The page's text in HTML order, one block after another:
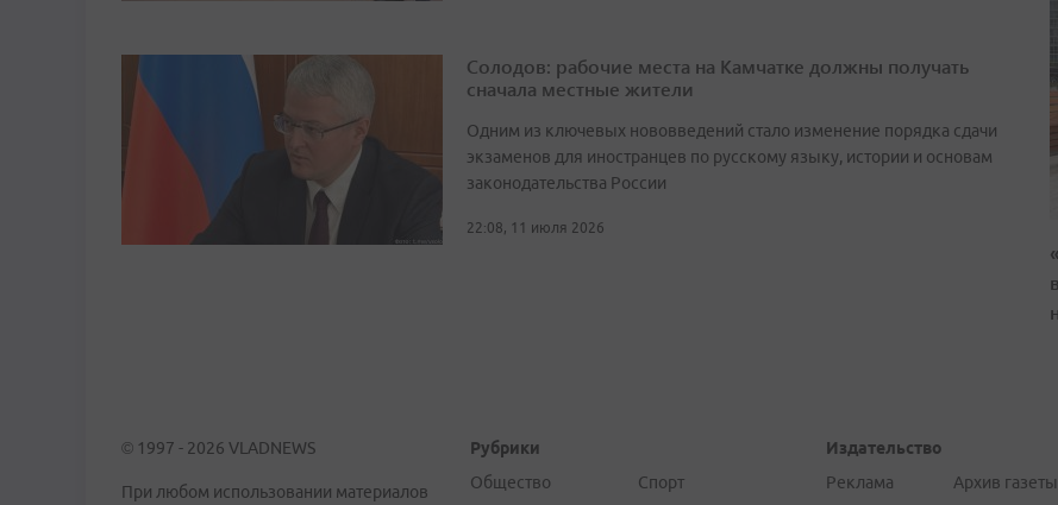
Солодов: рабочие места на Камчатке должны получать
сначала местные жители
Одним из ключевых нововведений стало изменение порядка сдачи
экзаменов для иностранцев по русскому языку, истории и основам
законодательства России
22:08, 11 июля 2026
© 1997 - 2026 VLADNEWS
При любом использовании материалов
Рубрики
Общество
Спорт
Издательство
Реклама
Архив